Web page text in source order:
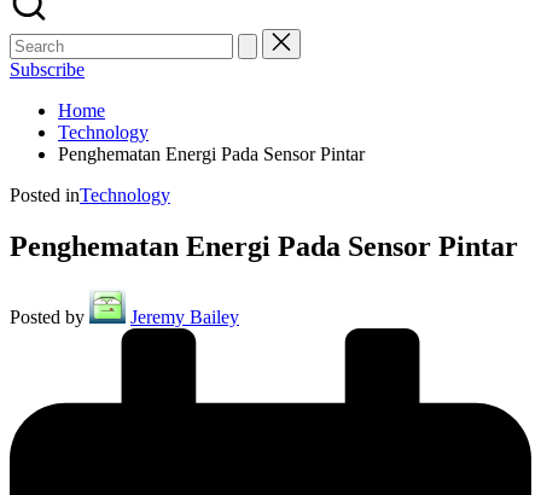
Subscribe
Home
Technology
Penghematan Energi Pada Sensor Pintar
Posted inTechnology
Penghematan Energi Pada Sensor Pintar
Posted by Jeremy Bailey